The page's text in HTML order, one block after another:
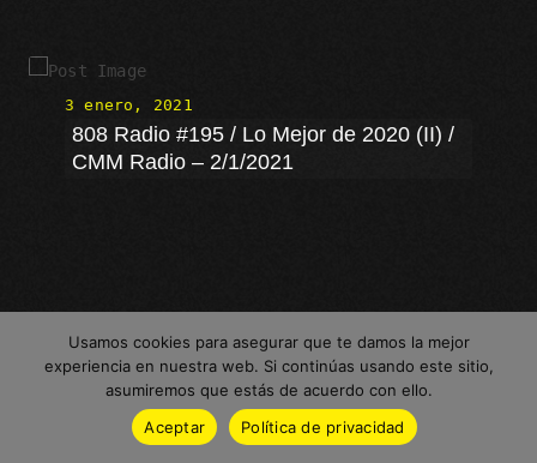
3 enero, 2021
808 Radio #195 / Lo Mejor de 2020 (II) /
CMM Radio – 2/1/2021
Usamos cookies para asegurar que te damos la mejor
experiencia en nuestra web. Si continúas usando este sitio,
asumiremos que estás de acuerdo con ello.
Aceptar
Política de privacidad